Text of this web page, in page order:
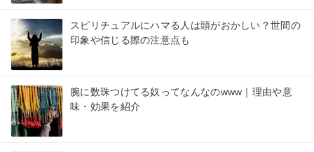
スピリチュアルにハマる人は頭がおかしい？世間の
印象や信じる際の注意点も
腕に数珠つけてる奴ってなんなのwww｜理由や意
味・効果を紹介